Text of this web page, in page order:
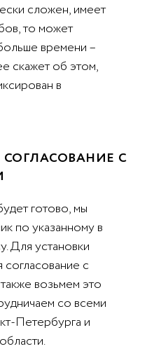
сложен, имеет
то может
времени –
скажет об этом,
в
С
готово, мы
по указанному в
Для установки
согласование с
возьмем это
со всеми
Петербурга и